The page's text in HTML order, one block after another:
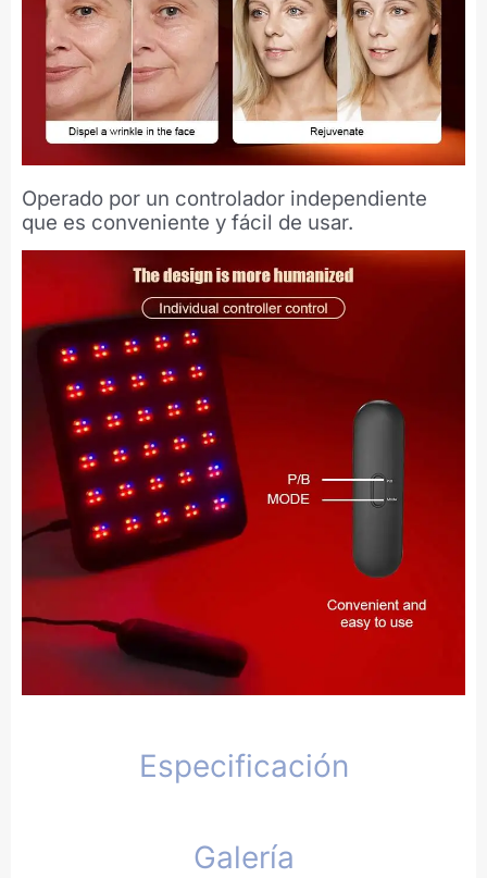
Especificación
Galería
Operado por un controlador independiente
que es conveniente y fácil de usar.